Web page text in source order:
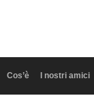
Cos’è I nostri amici